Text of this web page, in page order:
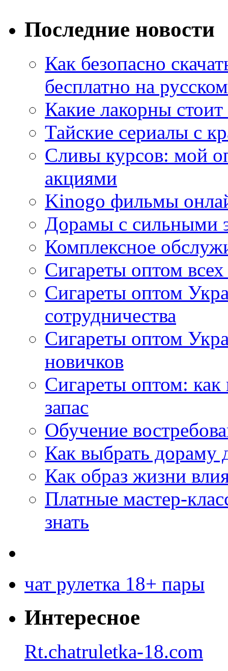
Последние новости
Как безопасно
бесплатно на
Какие лакорны
Тайские сериалы с
Сливы курсов: мой
акциями
Kinogo фильмы
Дорамы с сильными
Комплексное
Сигареты оптом
Сигареты оптом
сотрудничества
Сигареты оптом
новичков
Сигареты оптом:
запас
Обучение
Как выбрать дораму
Как образ жизни
Платные мастер-
знать
чат рулетка 18+ пары
Интересное
Rt.chatruletka-18.com